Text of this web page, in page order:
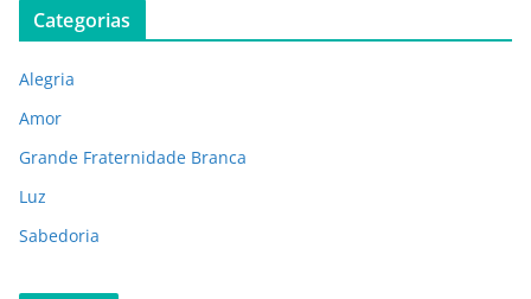
Categorias
Alegria
Amor
Grande Fraternidade Branca
Luz
Sabedoria